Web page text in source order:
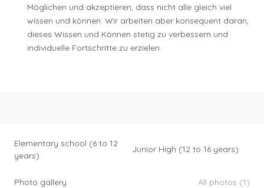
Möglichen und akzeptieren, dass nicht alle gleich viel
wissen und können. Wir arbeiten aber konsequent daran,
dieses Wissen und Können stetig zu verbessern und
individuelle Fortschritte zu erzielen.
Elementary school (6 to 12
years)
Junior High (12 to 16 years)
Photo gallery All photos (1)